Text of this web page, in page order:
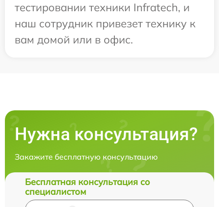
тестировании техники Infratech, и
наш сотрудник привезет технику к
вам домой или в офис.
Нужна консультация?
Закажите бесплатную консультацию
Бесплатная консультация со
специалистом